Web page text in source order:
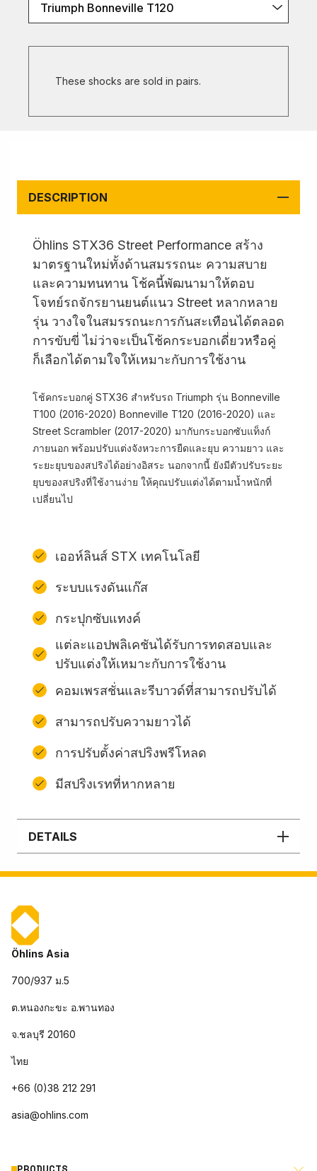
Triumph Bonneville T120
These shocks are sold in pairs.
DESCRIPTION
Öhlins STX36 Street Performance สร้าง
มาตรฐานใหม่ทั้งด้านสมรรถนะ ความสบาย
และความทนทาน โช้คนี้พัฒนามาให้ตอบ
โจทย์รถจักรยานยนต์แนว Street หลากหลาย
รุ่น วางใจในสมรรถนะการกันสะเทือนได้ตลอด
การขับขี่ ไม่ว่าจะเป็นโช้คกระบอกเดี่ยวหรือคู่
ก็เลือกได้ตามใจให้เหมาะกับการใช้งาน
โช้คกระบอกคู่ STX36 สำหรับรถ Triumph รุ่น Bonneville
T100 (2016-2020) Bonneville T120 (2016-2020) และ
Street Scrambler (2017-2020) มากับกระบอกซับแท็งก์
ภายนอก พร้อมปรับแต่งจังหวะการยืดและยุบ ความยาว และ
ระยะยุบของสปริงได้อย่างอิสระ นอกจากนี้ ยังมีตัวปรับระยะ
ยุบของสปริงที่ใช้งานง่าย ให้คุณปรับแต่งได้ตามน้ำหนักที่
เปลี่ยนไป
เออห์ลินส์ STX เทคโนโลยี
ระบบแรงดันแก๊ส
กระปุกซับแทงค์
แต่ละแอปพลิเคชันได้รับการทดสอบและ
ปรับแต่งให้เหมาะกับการใช้งาน
คอมเพรสชั่นและรีบาวด์ที่สามารถปรับได้
สามารถปรับความยาวได้
การปรับตั้งค่าสปริงพรีโหลด
มีสปริงเรทที่หากหลาย
DETAILS
Öhlins Asia
700/937 ม.5
ต.หนองกะขะ อ.พานทอง
จ.ชลบุรี 20160
ไทย
+66 (0)38 212 291
asia@ohlins.com